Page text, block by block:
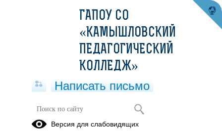
Педагогический и вожатский состав
ГАПОУ СО
«КАМЫШЛОВСКИЙ
ПЕДАГОГИЧЕСКИЙ
КОЛЛЕДЖ»
Написать письмо
Версия для слабовидящих